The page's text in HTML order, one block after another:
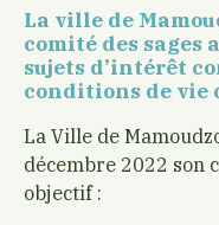
La ville de
comité des
sujets d’intérêt
conditions de vie
La Ville de
décembre 2022 son
objectif :